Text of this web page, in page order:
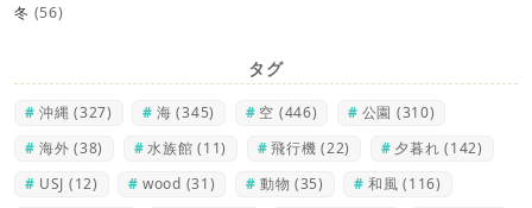
冬 (56)
タグ
沖縄 (327) 海 (345) 空 (446) 公園 (310)
海外 (38) 水族館 (11) 飛行機 (22) 夕暮れ (142)
USJ (12) wood (31) 動物 (35) 和風 (116)